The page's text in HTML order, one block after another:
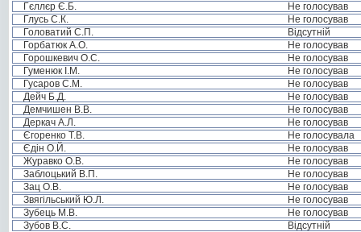
Гєллєр Є.Б.
Не голосував
Глусь С.К.
Не голосував
Головатий С.П.
Відсутній
Горбатюк А.О.
Не голосував
Горошкевич О.С.
Не голосував
Гуменюк І.М.
Не голосував
Гусаров С.М.
Не голосував
Дейч Б.Д.
Не голосував
Демчишен В.В.
Не голосував
Деркач А.Л.
Не голосував
Єгоренко Т.В.
Не голосувала
Єдін О.Й.
Не голосував
Журавко О.В.
Не голосував
Заблоцький В.П.
Не голосував
Зац О.В.
Не голосував
Звягільський Ю.Л.
Не голосував
Зубець М.В.
Не голосував
Зубов В.С.
Відсутній